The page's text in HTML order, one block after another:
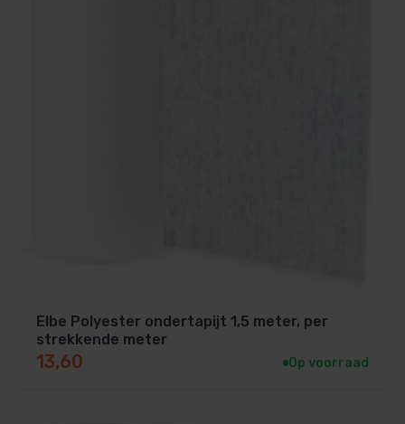
Elbe Polyester ondertapijt 1,5 meter, per
strekkende meter
13,60 Op voorraad